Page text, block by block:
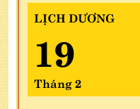
LỊCH DƯƠNG
19
Tháng 2